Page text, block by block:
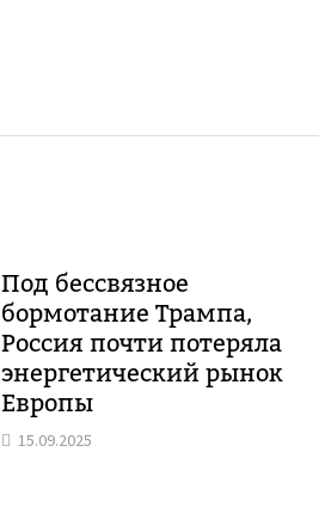
Под бессвязное
бормотание Трампа,
Россия почти потеряла
энергетический рынок
Европы
15.09.2025